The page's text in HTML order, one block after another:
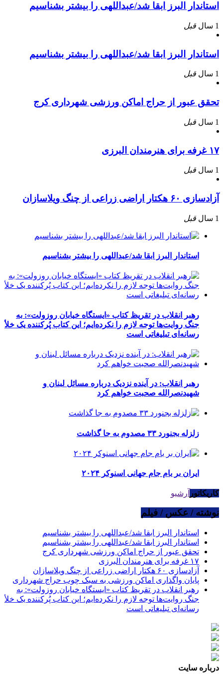
استاندار البرز ابقا شد/عبداللهی را بیشتر بشناسیم
1 سال قبل
استاندار البرز ابقا شد/عبداللهی را بیشتر بشناسیم
1 سال قبل
تحقق عبور از حراج اماکن ورزشی شهرداری کرج
1 سال قبل
۱۷ غرفه برای هنرمندان البرزی
1 سال قبل
آزادسازی ۶۰ هکتار اراضی زراعی از چنگ ویلاسازان
1 سال قبل
استاندار البرز ابقا شد/عبداللهی را بیشتر بشناسیم
رهبر انقلاب در تقریظ کتاب «ایستگاه خیابان روزولت»: به
جنگ روایت‌ها توجه لازم را نکرده‌ایم؛ این کتاب پُرکننده‌ یک خلأ
رسانه‌ای تبلیغاتی است
رهبر انقلاب: در آینده نزدیک درباره مسائل لبنان و
شهیدنصرالله صحبت خواهم کرد
زلزله بجنورد ۳۳ مصدوم به جا گذاشت
ایران بر بام جام جهانی اسنوکر ۲۰۲۴
کاریکاتور آرشیو
نوشته / عکس / فیلم
استاندار البرز ابقا شد/عبداللهی را بیشتر بشناسیم
استاندار البرز ابقا شد/عبداللهی را بیشتر بشناسیم
تحقق عبور از حراج اماکن ورزشی شهرداری کرج
۱۷ غرفه برای هنرمندان البرزی
آزادسازی ۶۰ هکتار اراضی زراعی از چنگ ویلاسازان
پایان واگذاری اماکن ورزشی به سبک چوب حراج شهرداری
رهبر انقلاب در تقریظ کتاب «ایستگاه خیابان روزولت»: به
جنگ روایت‌ها توجه لازم را نکرده‌ایم؛ این کتاب پُرکننده‌ یک خلأ
رسانه‌ای تبلیغاتی است
درباره سایت